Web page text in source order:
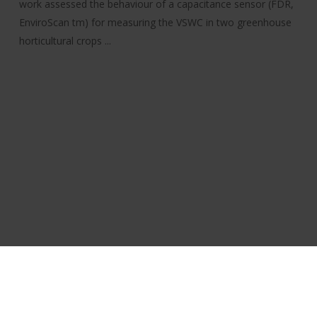
work assessed the behaviour of a capacitance sensor (FDR,
EnviroScan tm) for measuring the VSWC in two greenhouse
horticultural crops ...